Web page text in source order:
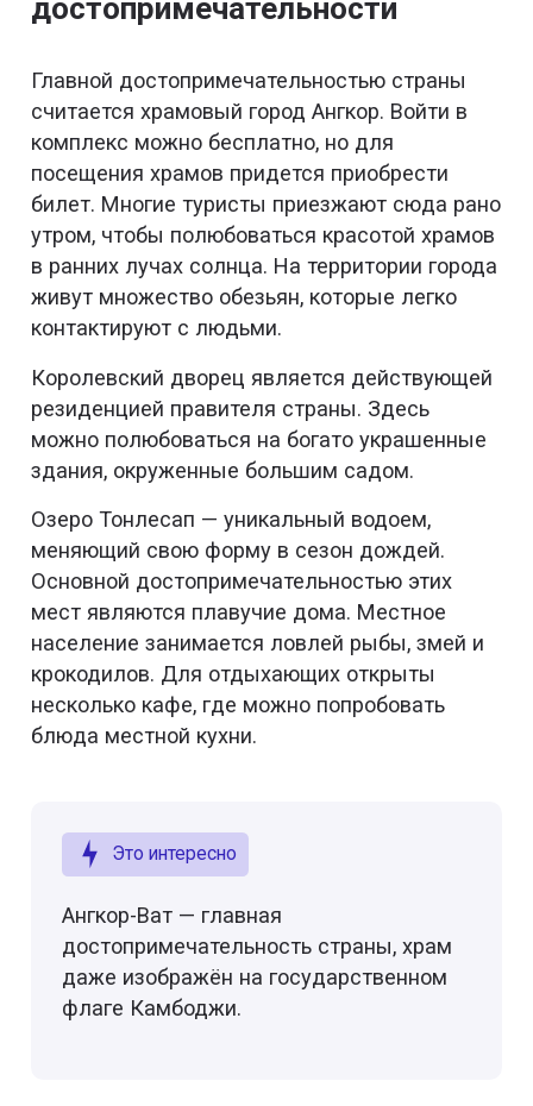
достопримечательности
Главной достопримечательностью страны
считается храмовый город Ангкор. Войти в
комплекс можно бесплатно, но для
посещения храмов придется приобрести
билет. Многие туристы приезжают сюда рано
утром, чтобы полюбоваться красотой храмов
в ранних лучах солнца. На территории города
живут множество обезьян, которые легко
контактируют с людьми.
Королевский дворец является действующей
резиденцией правителя страны. Здесь
можно полюбоваться на богато украшенные
здания, окруженные большим садом.
Озеро Тонлесап — уникальный водоем,
меняющий свою форму в сезон дождей.
Основной достопримечательностью этих
мест являются плавучие дома. Местное
население занимается ловлей рыбы, змей и
крокодилов. Для отдыхающих открыты
несколько кафе, где можно попробовать
блюда местной кухни.
Это интересно
Ангкор-Ват — главная
достопримечательность страны, храм
даже изображён на государственном
флаге Камбоджи.